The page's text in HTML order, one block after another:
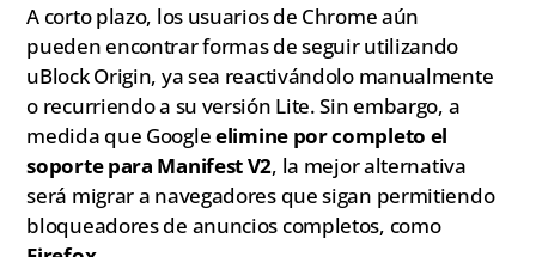
A corto plazo, los usuarios de Chrome aún
pueden encontrar formas de seguir utilizando
uBlock Origin, ya sea reactivándolo manualmente
o recurriendo a su versión Lite. Sin embargo, a
medida que Googleelimine por completo el
soporte para Manifest V2, la mejor alternativa
será migrar a navegadores que sigan permitiendo
bloqueadores de anuncios completos, como